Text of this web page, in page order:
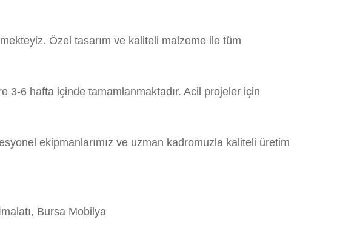
Özel tasarım ve kaliteli malzeme ile tüm
3-6 hafta içinde tamamlanmaktadır. Acil projeler için
ekipmanlarımız ve uzman kadromuzla kaliteli üretim
Bursa Mobilya